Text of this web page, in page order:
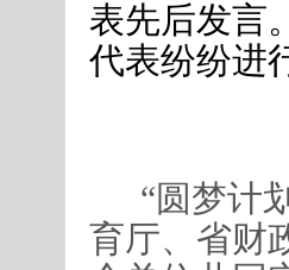
表先后发言
代表纷纷进
“圆梦计
育厅、省财